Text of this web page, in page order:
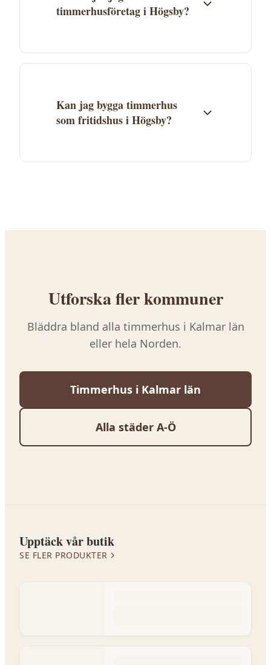
timmerhusföretag i Högsby?
specialområden och referensprojekt.
timmerhus du vill bygga.
Kan jag bygga timmerhus
som fritidshus i Högsby?
Utforska fler kommuner
Bläddra bland alla timmerhus i Kalmar län
eller hela Norden.
Timmerhus i Kalmar län
Alla städer A-Ö
Upptäck vår butik
SE FLER PRODUKTER